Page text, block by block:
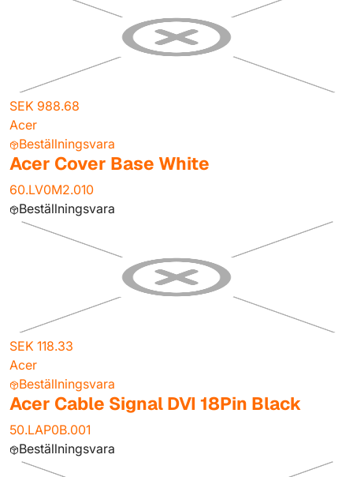
SEK 988.68
Acer
Beställningsvara
Acer Cover Base White
60.LV0M2.010
Beställningsvara
SEK 118.33
Acer
Beställningsvara
Acer Cable Signal DVI 18Pin Black
50.LAP0B.001
Beställningsvara